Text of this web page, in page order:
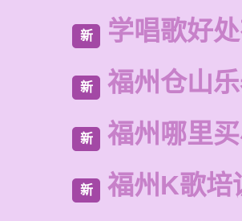
新 学唱歌好
新 福州仓山
新 福州哪里
新 福州K歌培